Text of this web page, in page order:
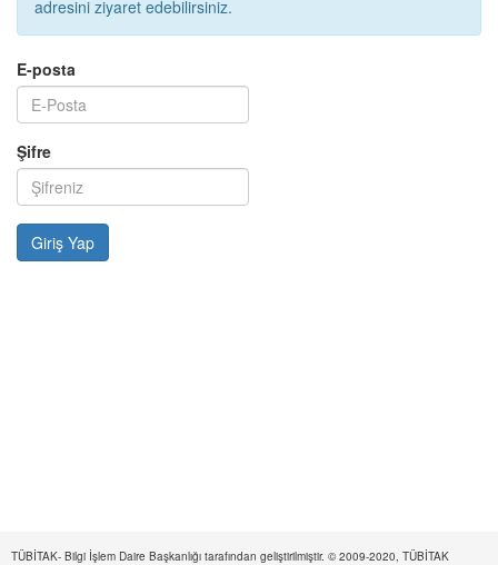
adresini ziyaret edebilirsiniz.
E-posta
Şifre
TÜBİTAK- Bilgi İşlem Daire Başkanlığı tarafından geliştirilmiştir. © 2009-2020, TÜBİTAK